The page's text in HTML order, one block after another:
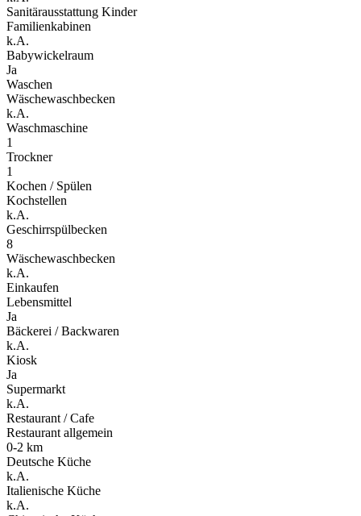
Sanitärausstattung Kinder
Familienkabinen
k.A.
Babywickelraum
Ja
Waschen
Wäschewaschbecken
k.A.
Waschmaschine
1
Trockner
1
Kochen / Spülen
Kochstellen
k.A.
Geschirrspülbecken
8
Wäschewaschbecken
k.A.
Einkaufen
Lebensmittel
Ja
Bäckerei / Backwaren
k.A.
Kiosk
Ja
Supermarkt
k.A.
Restaurant / Cafe
Restaurant allgemein
0-2 km
Deutsche Küche
k.A.
Italienische Küche
k.A.